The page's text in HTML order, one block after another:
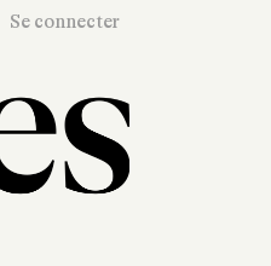
Se connecter